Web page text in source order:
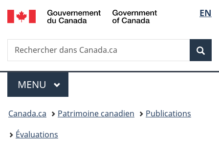
Passer
au
des
Passer
au
principal
Passer
à
Au
du
Passer
à
version
simplifiée
de
la
EN
Recherche
Rechercher
dans
Menu
MENU PRINCIPAL
Vous
êtes
Canada.ca Patrimoine canadien
Publications
Évaluations